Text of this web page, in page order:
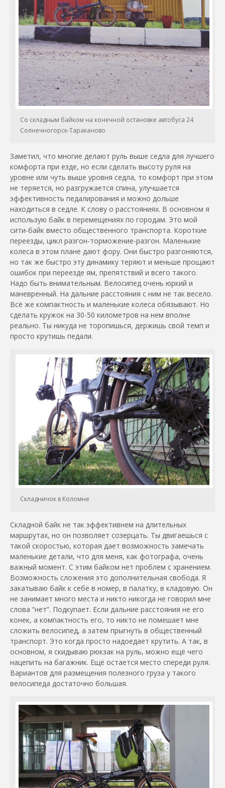
Со складным байком на конечной остановке автобуса 24
Солнечногорск-Тараканово
Заметил, что многие делают руль выше седла для лучшего
комфорта при езде, но если сделать высоту руля на
уровне или чуть выше уровня седла, то комфорт при этом
не теряется, но разгружается спина, улучшается
эффективность педалирования и можно дольше
находиться в седле. К слову о расстояниях. В основном я
использую байк в перемещениях по городам. Это мой
сити-байк вместо общественного транспорта. Короткие
переезды, цикл разгон-торможение-разгон. Маленькие
колеса в этом плане дают фору. Они быстро разгоняются,
но так же быстро эту динамику теряют и меньше прощают
ошибок при переезде ям, препятствий и всего такого.
Надо быть внимательным. Велосипед очень юркий и
маневренный. На дальние расстояния с ним не так весело.
Всё же компактность и маленькие колеса обязывают. Но
сделать кружок на 30-50 километров на нем вполне
реально. Ты никуда не торопишься, держишь свой темп и
просто крутишь педали.
Складничок в Коломне
Складной байк не так эффективнем на длительных
маршрутах, но он позволяет созерцать. Ты двигаешься с
такой скоростью, которая дает возможность замечать
маленькие детали, что для меня, как фотографа, очень
важный момент. С этим байком нет проблем с хранением.
Возможность сложения это дополнительная свобода. Я
закатываю байк к себе в номер, в палатку, в кладовую. Он
не занимает много места и никто никогда не говорил мне
слова “нет”. Подкупает. Если дальние расстояния не его
конек, а компактность его, то никто не помешает мне
сложить велосипед, а затем прыгнуть в общественный
транспорт. Это когда просто надоедает крутить. А так, в
основном, я скидываю рюкзак на руль, можно ещё чего
нацепить на багажник. Ещё остается место спереди руля.
Вариантов для размещения полезного груза у такого
велосипеда достаточно большая.